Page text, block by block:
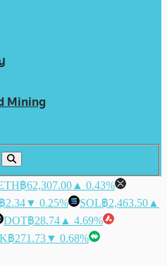
Mining
฿62,307.00 ▲ 0.43%
฿2.34▼ 0.25% SOL฿2,463.50 ▲
DOT฿28.74 ▲ 4.69%
฿271.73▼ 0.68%